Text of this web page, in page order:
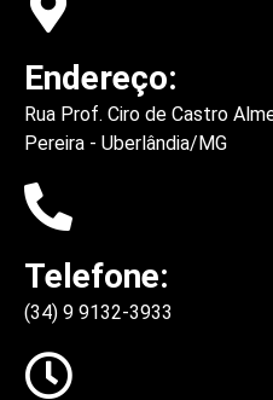
Endereço:
Rua Prof. Ciro de Castro
Pereira - Uberlândia/MG
Telefone:
(34) 9 9132-3933